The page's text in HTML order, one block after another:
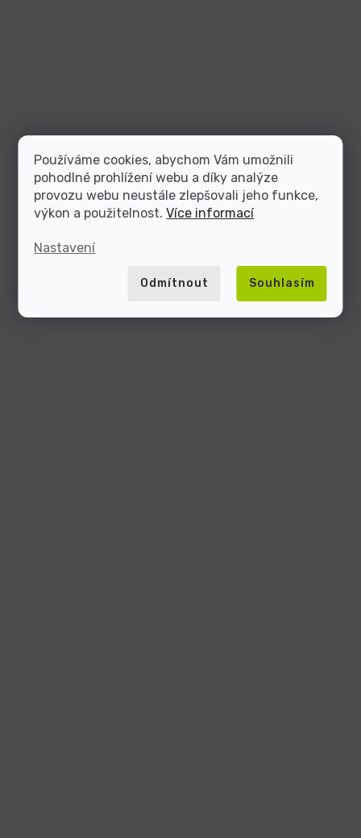
Používáme cookies, abychom Vám umožnili
pohodlné prohlížení webu a díky analýze
provozu webu neustále zlepšovali jeho funkce,
výkon a použitelnost.Více informací
Nastavení
Odmítnout Souhlasím